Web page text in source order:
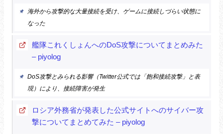
海外から攻撃的な大量接続を受け、ゲームに接続しづらい状態に
なった
艦隊これくしょんへのDoS攻撃についてまとめみた
– piyolog
DoS攻撃とみられる影響（Twitter公式では「飽和接続攻撃」と表
現）により、接続障害が発生
ロシア外務省が発表した公式サイトへのサイバー攻
撃についてまとめてみた – piyolog